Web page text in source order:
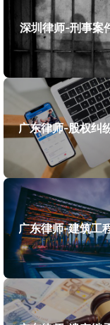
深圳律师-刑事案